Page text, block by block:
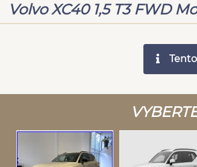
Volvo XC40 1,5 T3 FWD